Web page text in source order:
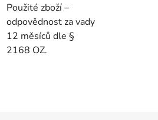
Použité zboží –
odpovědnost za vady
12 měsíců dle §
2168 OZ.